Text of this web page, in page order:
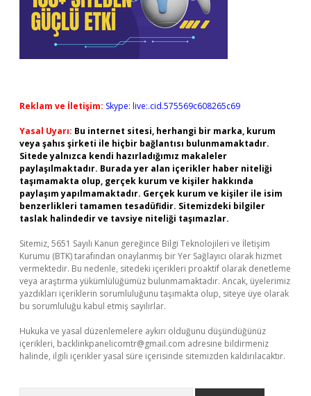
Reklam ve İletişim: Skype: live:.cid.575569c608265c69
Yasal Uyarı: Bu internet sitesi, herhangi bir marka, kurum
veya şahıs şirketi ile hiçbir bağlantısı bulunmamaktadır.
Sitede yalnızca kendi hazırladığımız makaleler
paylaşılmaktadır. Burada yer alan içerikler haber niteliği
taşımamakta olup, gerçek kurum ve kişiler hakkında
paylaşım yapılmamaktadır. Gerçek kurum ve kişiler ile isim
benzerlikleri tamamen tesadüfidir. Sitemizdeki bilgiler
taslak halindedir ve tavsiye niteliği taşımazlar.
Sitemiz, 5651 Sayılı Kanun gereğince Bilgi Teknolojileri ve İletişim
Kurumu (BTK) tarafından onaylanmış bir Yer Sağlayıcı olarak hizmet
vermektedir. Bu nedenle, sitedeki içerikleri proaktif olarak denetleme
veya araştırma yükümlülüğümüz bulunmamaktadır. Ancak, üyelerimiz
yazdıkları içeriklerin sorumluluğunu taşımakta olup, siteye üye olarak
bu sorumluluğu kabul etmiş sayılırlar.
Hukuka ve yasal düzenlemelere aykırı olduğunu düşündüğünüz
içerikleri, backlinkpanelicomtr@gmail.com adresine bildirmeniz
halinde, ilgili içerikler yasal süre içerisinde sitemizden kaldırılacaktır.